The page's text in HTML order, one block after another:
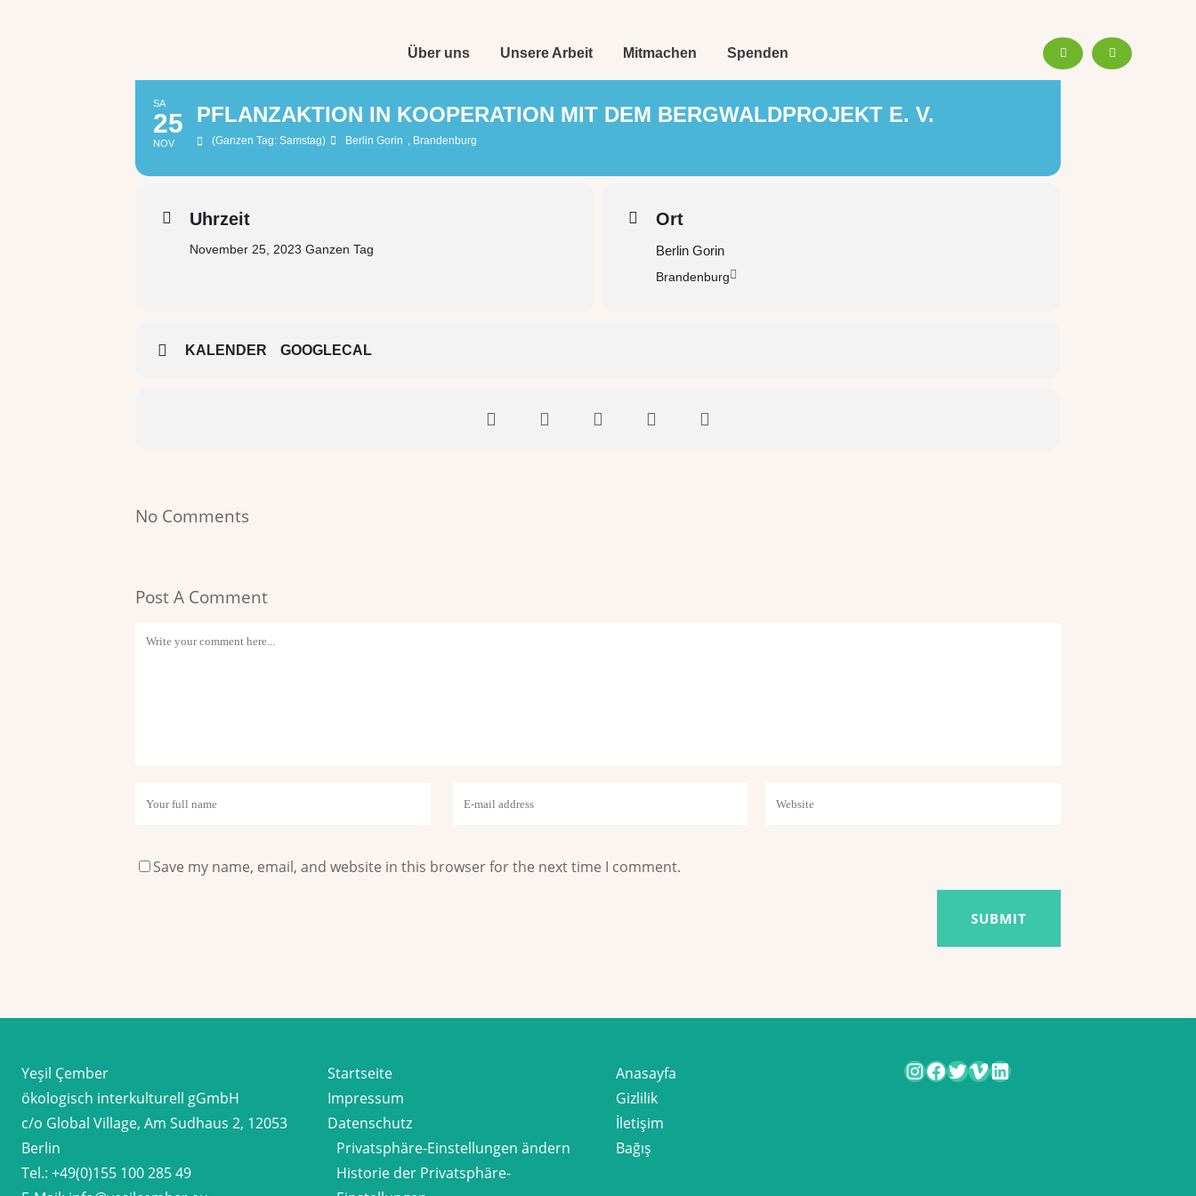
Über uns Unsere Arbeit Mitmachen Spenden
SA
25
NOV
PFLANZAKTION IN KOOPERATION MIT DEM BERGWALDPROJEKT E. V.
(Ganzen Tag: Samstag) Berlin Gorin , Brandenburg
Uhrzeit
November 25, 2023 Ganzen Tag
Ort
Berlin Gorin
Brandenburg
KALENDER GOOGLECAL
No Comments
Post A Comment
Save my name, email, and website in this browser for the next time I comment.
Yeşil Çember
ökologisch interkulturell gGmbH
c/o Global Village, Am Sudhaus 2, 12053
Berlin
Tel.: +49(0)155 100 285 49
Startseite
Impressum
Datenschutz
Privatsphäre-Einstellungen ändern
Historie der Privatsphäre-
Anasayfa
Gizlilik
İletişim
Bağış
Instagram
Facebook
Twitter
Vimeo
LinkedIn